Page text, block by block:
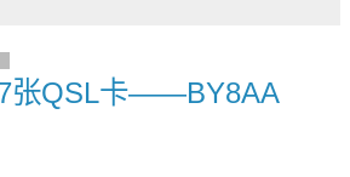
张QSL卡——BY8AA